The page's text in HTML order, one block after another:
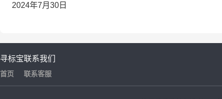
2024年7月30日
寻标宝
首页
联系我们
联系客服